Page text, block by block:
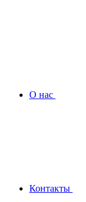
О нас
Контакты